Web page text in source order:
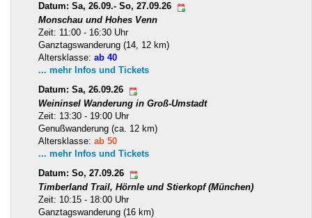
Datum: Sa, 26.09.- So, 27.09.26
Monschau und Hohes Venn
Zeit: 11:00 - 16:30 Uhr
Ganztagswanderung (14, 12 km)
Altersklasse: ab 40
... mehr Infos und Tickets
Datum: Sa, 26.09.26
Weininsel Wanderung in Groß-Umstadt
Zeit: 13:30 - 19:00 Uhr
Genußwanderung (ca. 12 km)
Altersklasse: ab 50
... mehr Infos und Tickets
Datum: So, 27.09.26
Timberland Trail, Hörnle und Stierkopf (München)
Zeit: 10:15 - 18:00 Uhr
Ganztagswanderung (16 km)